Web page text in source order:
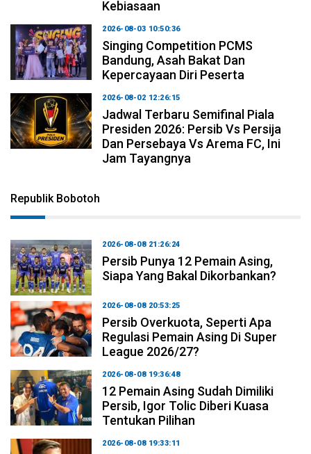
Kebiasaan
2026-08-03 10:50:36
Singing Competition PCMS
Bandung, Asah Bakat Dan
Kepercayaan Diri Peserta
2026-08-02 12:26:15
Jadwal Terbaru Semifinal Piala
Presiden 2026: Persib Vs Persija
Dan Persebaya Vs Arema FC, Ini
Jam Tayangnya
Republik Bobotoh
2026-08-08 21:26:24
Persib Punya 12 Pemain Asing,
Siapa Yang Bakal Dikorbankan?
2026-08-08 20:53:25
Persib Overkuota, Seperti Apa
Regulasi Pemain Asing Di Super
League 2026/27?
2026-08-08 19:36:48
12 Pemain Asing Sudah Dimiliki
Persib, Igor Tolic Diberi Kuasa
Tentukan Pilihan
2026-08-08 19:33:11